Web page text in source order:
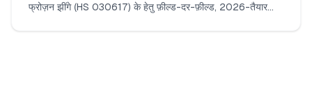
फ्रोज़न झींगे (HS 030617) के हेतु फ़ील्ड-दर-फ़ील्ड, 2026-तैयार